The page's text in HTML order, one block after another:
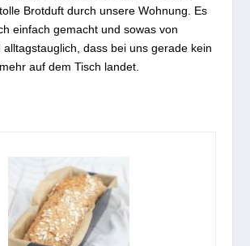
Brotduft durch unsere Wohnung. Es
einfach gemacht und sowas von
dass bei uns gerade kein
auf dem Tisch landet.